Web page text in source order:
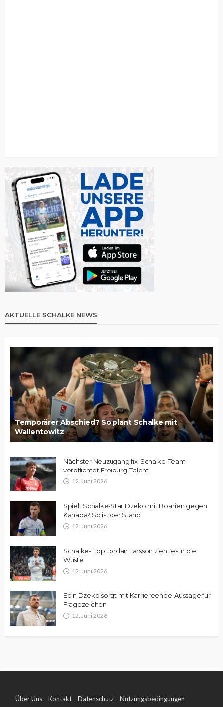
AKTUELLE SCHALKE NEWS
Temporärer Abschied? So plant Schalke mit
Wallentowitz
Nächster Neuzugang fix: Schalke-Team
verpflichtet Freiburg-Talent
12. Juni 2026
Spielt Schalke-Star Dzeko mit Bosnien gegen
Kanada? So ist der Stand
12. Juni 2026
Schalke-Flop Jordan Larsson zieht es in die
Wüste
12. Juni 2026
Edin Dzeko sorgt mit Karriereende-Aussage für
Fragezeichen
12. Juni 2026
Über Uns Kontakt Datenschutz Nutzungsbedingungen